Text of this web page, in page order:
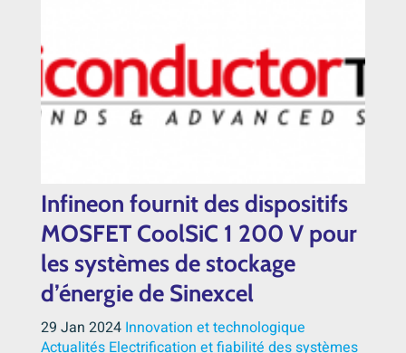
Infineon fournit des dispositifs
MOSFET CoolSiC 1 200 V pour
les systèmes de stockage
d’énergie de Sinexcel
29 Jan 2024 Innovation et technologique
Actualités Electrification et fiabilité des systèmes